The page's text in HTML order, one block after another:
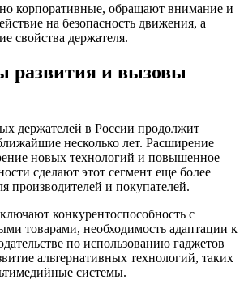
корпоративные, обращают внимание и
на безопасность движения, а
свойства держателя.
развития и вызовы
держателей в России продолжит
несколько лет. Расширение
новых технологий и повышенное
сделают этот сегмент еще более
производителей и покупателей.
конкурентоспособность с
товарами, необходимость адаптации к
по использованию гаджетов
альтернативных технологий, таких
системы.